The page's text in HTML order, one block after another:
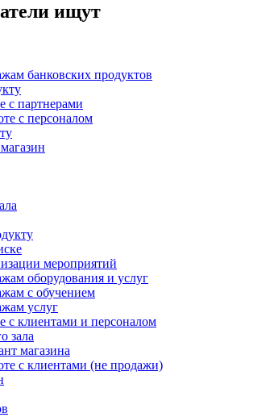
ищут
банковских продуктов
с партнерами
с персоналом
мероприятий
оборудования и услуг
с обучением
услуг
с клиентами и персоналом
зала
магазина
с клиентами (не продажи)